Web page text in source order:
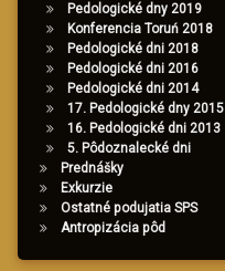
Pedologické dny 2019
Konferencia Toruń 2018
Pedologické dni 2018
Pedologické dni 2016
Pedologické dni 2014
17. Pedologické dny 2015
16. Pedologické dni 2013
5. Pôdoznalecké dni
Prednášky
Exkurzie
Ostatné podujatia SPS
Antropizácia pôd